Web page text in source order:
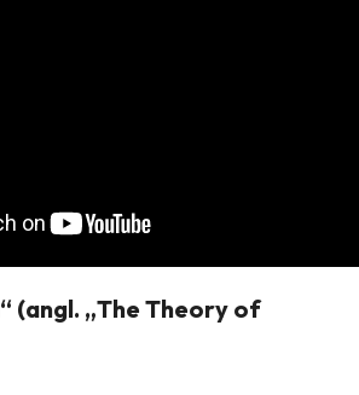
(angl. „The Theory of